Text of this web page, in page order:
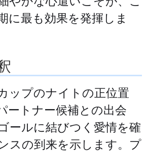
に最も効果を発揮しま
ップのナイトの正位置
ートナー候補との出会
ールに結びつく愛情を確
スの到来を示します。プ